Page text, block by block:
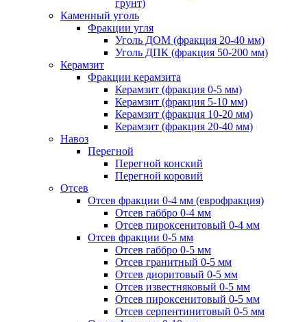
грунт)
Каменный уголь
Фракции угля
Уголь ДОМ (фракция 20-40 мм)
Уголь ДПК (фракция 50-200 мм)
Керамзит
Фракции керамзита
Керамзит (фракция 0-5 мм)
Керамзит (фракция 5-10 мм)
Керамзит (фракция 10-20 мм)
Керамзит (фракция 20-40 мм)
Навоз
Перегной
Перегной конский
Перегной коровий
Отсев
Отсев фракции 0-4 мм (еврофракция)
Отсев габбро 0-4 мм
Отсев пироксенитовый 0-4 мм
Отсев фракции 0-5 мм
Отсев габбро 0-5 мм
Отсев гранитный 0-5 мм
Отсев диоритовый 0-5 мм
Отсев известняковый 0-5 мм
Отсев пироксенитовый 0-5 мм
Отсев серпентинитовый 0-5 мм